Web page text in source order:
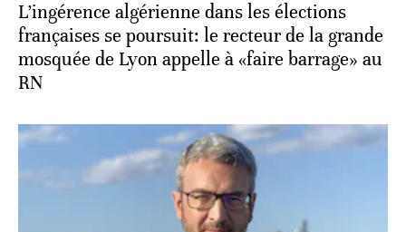
L’ingérence algérienne dans les élections
françaises se poursuit: le recteur de la grande
mosquée de Lyon appelle à «faire barrage» au
RN